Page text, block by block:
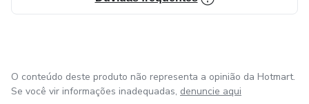
O conteúdo deste produto não representa a opinião da Hotmart.
Se você vir informações inadequadas, denuncie aqui